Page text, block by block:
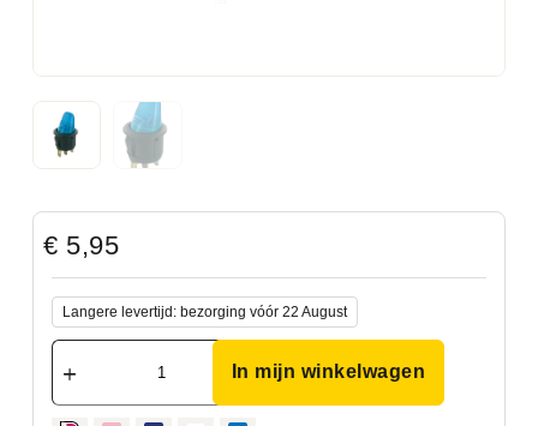
€ 5,95
Langere levertijd: bezorging vóór 22 August
In mijn winkelwagen